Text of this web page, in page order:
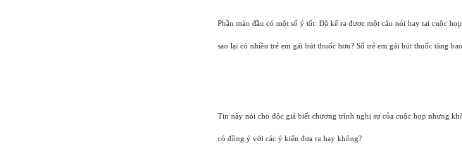
Phần mào đầu có một số ý tốt: Đã kể ra được một câu nói hay tại cuộc
sao lại có nhiều trẻ em gái hút thuốc hơn? Số trẻ em gái hút thuốc tăng
Tin này nói cho độc giả biết chương trình nghị sự của cuộc họp nhưng
có đồng ý với các ý kiến đưa ra hay không?